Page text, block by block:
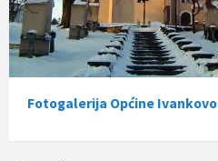
Fotogalerija Općine Ivankovo